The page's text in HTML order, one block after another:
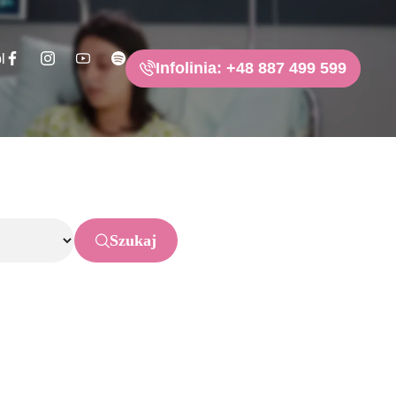
Infolinia: +48 887 499 599
Szukaj